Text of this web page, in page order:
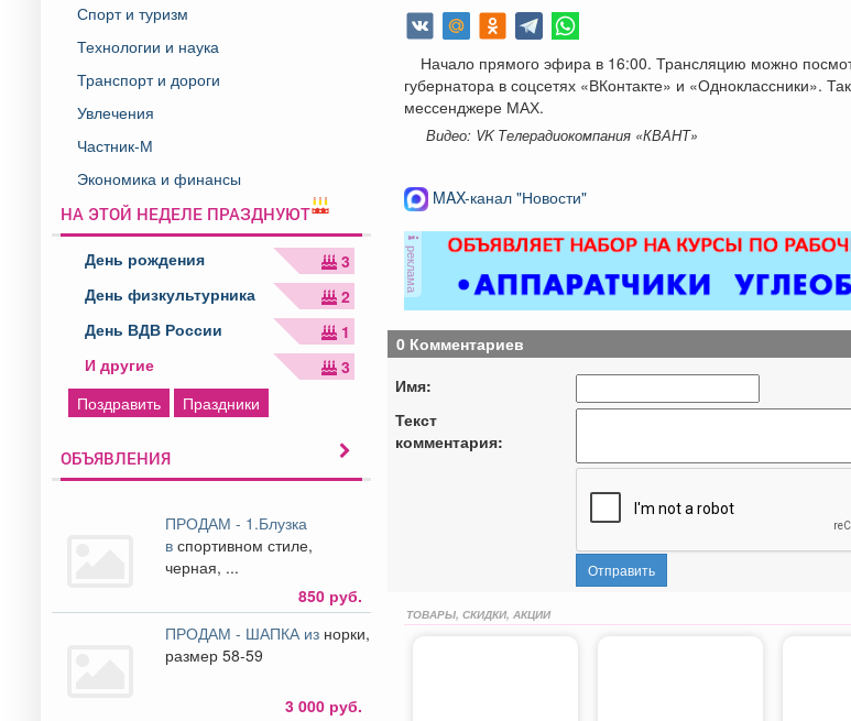
Спорт и туризм
Технологии и наука
Транспорт и дороги
Увлечения
Частник-М
Экономика и финансы
НА ЭТОЙ НЕДЕЛЕ ПРАЗДНУЮТ
День рождения
3
День физкультурника
2
День ВДВ России
1
И другие
3
Поздравить
Праздники
ОБЪЯВЛЕНИЯ
ПРОДАМ - 1.Блузка
вспортивном стиле,
черная, ...
850 руб.
ПРОДАМ - ШАПКА из норки,
размер 58-59
3 000 руб.
Начало прямого эфира в 16:00. Трансляцию можно
губернатора в соцсетях «ВКонтакте» и «Одноклассники».
мессенджере МАХ.
Видео: VK Телерадиокомпания «КВАНТ»
MAX-канал "Новости"
реклама
0 Комментариев
Имя:
Текст
комментария:
Отправить
ТОВАРЫ, СКИДКИ, АКЦИИ